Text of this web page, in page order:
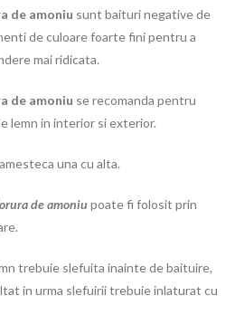
de amoniu sunt baituri negative de
de culoare foarte fini pentru a
mai ridicata.
de amoniu se recomanda pentru
lemn in interior si exterior.
una cu alta.
de amoniu poate fi folosit prin
trebuie slefuita inainte de baituire,
in urma slefuirii trebuie inlaturat cu